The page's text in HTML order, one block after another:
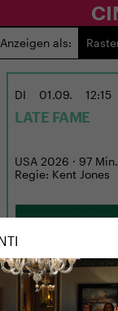
Anzeigen als:
DI 01.09. 12:15
LATE FAME
USA 2026 · 97 Min.
Regie: Kent Jones